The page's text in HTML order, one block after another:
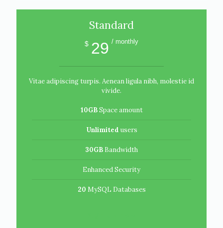
Standard
$ 29 / monthly
Vitae adipiscing turpis. Aenean ligula nibh, molestie id
vivide.
10GBSpace amount
Unlimited users
30GB Bandwidth
Enhanced Security
20 MySQL Databases